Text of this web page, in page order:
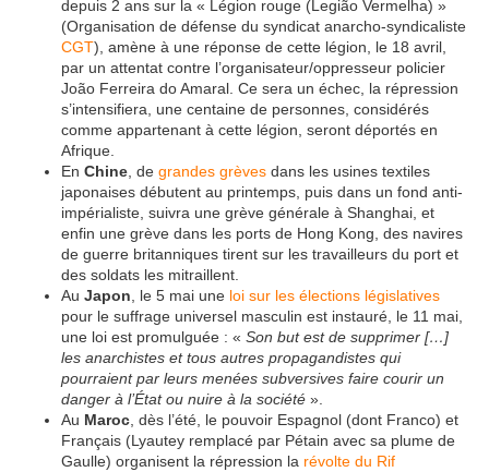
depuis 2 ans sur la « Légion rouge (Legião Vermelha) »
(Organisation de défense du syndicat anarcho-syndicaliste
CGT), amène à une réponse de cette légion, le 18 avril,
par un attentat contre l’organisateur/oppresseur policier
João Ferreira do Amaral. Ce sera un échec, la répression
s’intensifiera, une centaine de personnes, considérés
comme appartenant à cette légion, seront déportés en
Afrique.
En Chine , de grandes grèves dans les usines textiles
japonaises débutent au printemps, puis dans un fond anti-
impérialiste, suivra une grève générale à Shanghai, et
enfin une grève dans les ports de Hong Kong, des navires
de guerre britanniques tirent sur les travailleurs du port et
des soldats les mitraillent.
Au Japon , le 5 mai une loi sur les élections législatives
pour le suffrage universel masculin est instauré, le 11 mai,
une loi est promulguée : « Son but est de supprimer […]
les anarchistes et tous autres propagandistes qui
pourraient par leurs menées subversives faire courir un
danger à l’État ou nuire à la société ».
Au Maroc , dès l’été, le pouvoir Espagnol (dont Franco) et
Français (Lyautey remplacé par Pétain avec sa plume de
Gaulle) organisent la répression la révolte du Rif